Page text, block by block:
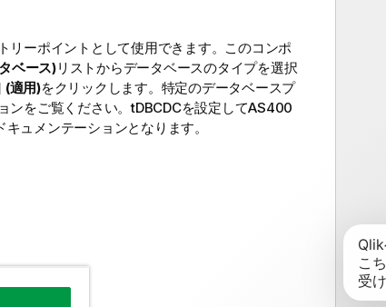
リーポイントとして使用できます。このコンポ
ベース)リストからデータベースのタイプを選択
適用)をクリックします。特定のデータベースプ
ンをご覧ください。tDBCDCを設定してAS400
ュメンテーションとなります。